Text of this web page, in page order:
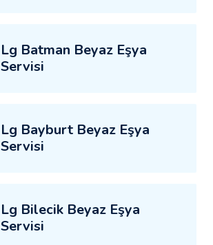
Lg Batman Beyaz Eşya
Servisi
Lg Bayburt Beyaz Eşya
Servisi
Lg Bilecik Beyaz Eşya
Servisi